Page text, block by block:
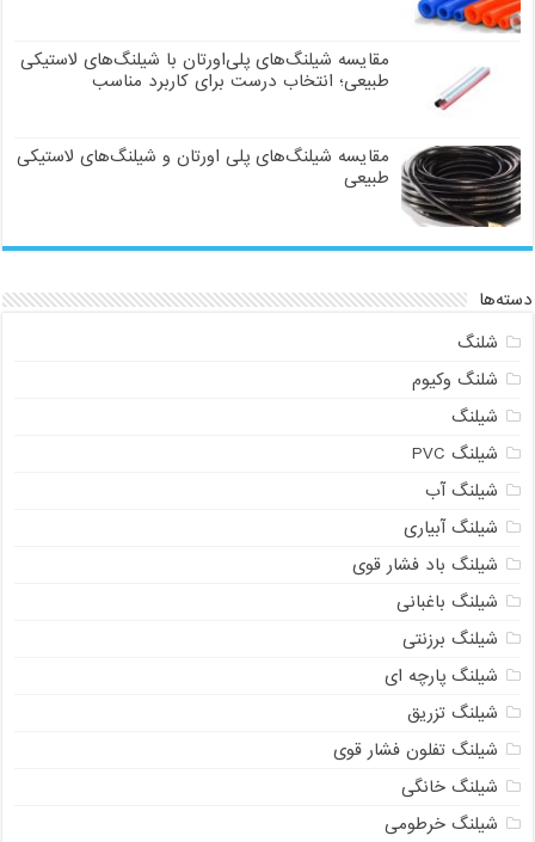
مقایسه شیلنگ‌های پلی‌اورتان با شیلنگ‌های لاستیکی
طبیعی؛ انتخاب درست برای کاربرد مناسب
مقایسه شیلنگ‌های پلی اورتان و شیلنگ‌های لاستیکی
طبیعی
دسته‌ها
شلنگ
شلنگ وکیوم
شیلنگ
شیلنگ PVC
شیلنگ آب
شیلنگ آبیاری
شیلنگ باد فشار قوی
شیلنگ باغبانی
شیلنگ برزنتی
شیلنگ پارچه‌ ای
شیلنگ تزریق
شیلنگ تفلون فشار قوی
شیلنگ خانگی
شیلنگ خرطومی